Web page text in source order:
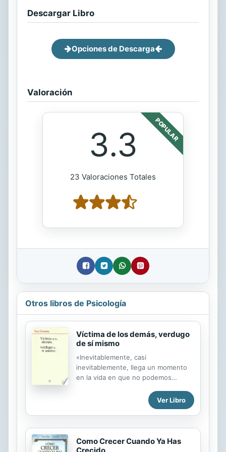
Descargar Libro
Opciones de Descarga
Valoración
POPULAR
3.3
23 Valoraciones Totales
Otros libros de Psicología
Víctima de los demás, verdugo
de sí mismo
«Inevitablemente, casi
inevitablemente, llega un momento
en la vida en que no podemos
deshechos, víctimas de los demás y,
al mismo tiempo, verdugos de
nosotros mismos; incapaces de salir
de la cárcel de nuestros miedos. ¿Y
si precisamente este momento difícil
y delicado fuera la ocasión para
Ver Libro
Como Crecer Cuando Ya Has
Crecido